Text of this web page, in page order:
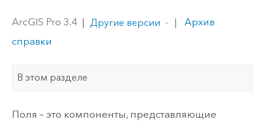
ArcGIS Pro 3.4 | Другие версии |
Архив
справки
В этом разделе
Поля – это компоненты, представляющие